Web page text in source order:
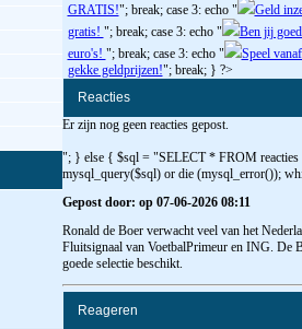
GRATIS!"; break; case 3: echo "
Geld
gratis! "; break; case 3: echo "
Ben jij
euro's! "; break; case 3: echo "
Speel
gekke geldprijzen!"; break; } ?>
Reacties
Er zijn nog geen reacties gepost.
"; } else { $sql = "SELECT * FROM
mysql_query($sql) or die (mysql_error());
Gepost door: op 07-06-2026 08:11
Ronald de Boer verwacht veel van het
Fluitsignaal van VoetbalPrimeur en ING. De
goede selectie beschikt.
Reageren